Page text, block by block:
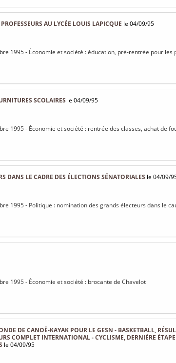
AU LYCÉE LOUIS LAPICQUE le 04/09/95
1995 - Économie et société : éducation, pré-rentrée pour les
SCOLAIRES le 04/09/95
1995 - Économie et société : rentrée des classes, achat de
DANS LE CADRE DES ÉLECTIONS SÉNATORIALES le 04/09/
1995 - Politique : nomination des grands électeurs dans le
1995 - Économie et société : brocante de Chavelot
DE CANOË-KAYAK POUR LE GESN - BASKETBALL,
COMPLET INTERNATIONAL - CYCLISME, DERNIÈRE
le 04/09/95